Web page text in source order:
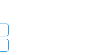
所